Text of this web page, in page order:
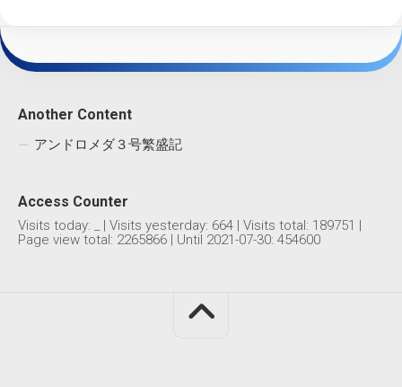
Another Content
アンドロメダ３号繁盛記
Access Counter
Visits today: | Visits yesterday: 664 | Visits total: 189751
Page view total: 2265866 | Until 2021-07-30: 454600